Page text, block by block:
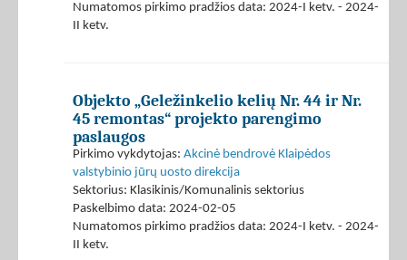
Numatomos pirkimo pradžios data: 2024-I ketv. - 2024-
II ketv.
Objekto „Geležinkelio kelių Nr. 44 ir Nr.
45 remontas“ projekto parengimo
paslaugos
Pirkimo vykdytojas: Akcinė bendrovė Klaipėdos
valstybinio jūrų uosto direkcija
Sektorius: Klasikinis/Komunalinis sektorius
Paskelbimo data: 2024-02-05
Numatomos pirkimo pradžios data: 2024-I ketv. - 2024-
II ketv.